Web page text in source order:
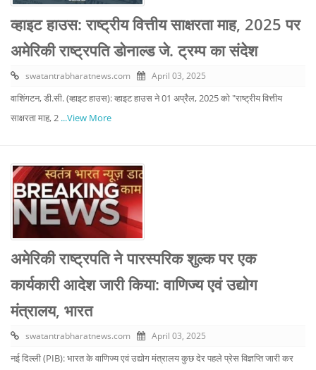
व्हाइट हाउस: राष्ट्रीय वित्तीय साक्षरता माह, 2025 पर
अमेरिकी राष्ट्रपति डोनाल्ड जे. ट्रम्प का संदेश
swatantrabharatnews.com April 03, 2025
वाशिंगटन, डी.सी. (व्हाइट हाउस): व्हाइट हाउस ने 01 अप्रैल, 2025 को "राष्ट्रीय वित्तीय
साक्षरता माह, 2 ...View More
अमेरिकी राष्ट्रपति ने पारस्परिक शुल्क पर एक
कार्यकारी आदेश जारी किया: वाणिज्‍य एवं उद्योग
मंत्रालय, भारत
swatantrabharatnews.com April 03, 2025
नई दिल्ली (PIB): भारत के वाणिज्‍य एवं उद्योग मंत्रालय कुछ देर पहले प्रेस विज्ञप्ति जारी कर